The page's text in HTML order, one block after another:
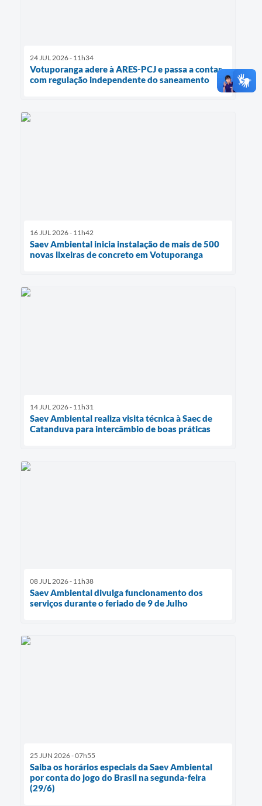
24 JUL 2026 - 11h34
Votuporanga adere à ARES-PCJ e passa a contar
com regulação independente do saneamento
16 JUL 2026 - 11h42
Saev Ambiental inicia instalação de mais de 500
novas lixeiras de concreto em Votuporanga
14 JUL 2026 - 11h31
Saev Ambiental realiza visita técnica à Saec de
Catanduva para intercâmbio de boas práticas
08 JUL 2026 - 11h38
Saev Ambiental divulga funcionamento dos
serviços durante o feriado de 9 de Julho
25 JUN 2026 - 07h55
Saiba os horários especiais da Saev Ambiental
por conta do jogo do Brasil na segunda-feira
(29/6)